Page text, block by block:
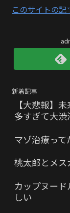
このサイトの記
新着記事
【大悲報】
多すぎて大
マゾ治療っ
桃太郎とメス
カップヌー
しい